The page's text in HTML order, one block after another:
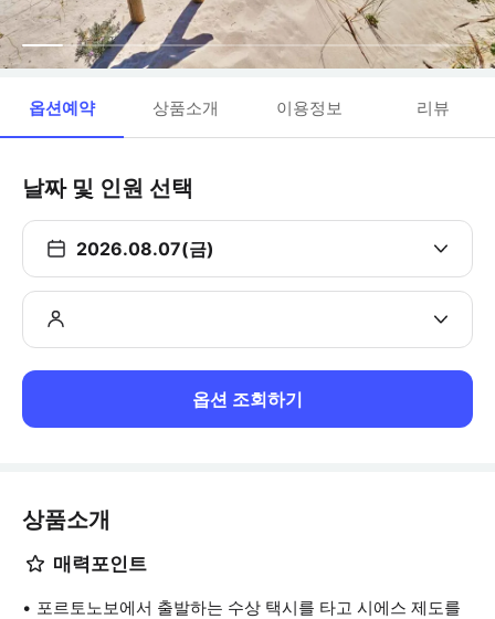
옵션예약 상품소개 이용정보 리뷰
날짜 및 인원 선택
2026.08.07(금)
옵션 조회하기
상품소개
매력포인트
포르토노보에서 출발하는 수상 택시를 타고 시에스 제도를